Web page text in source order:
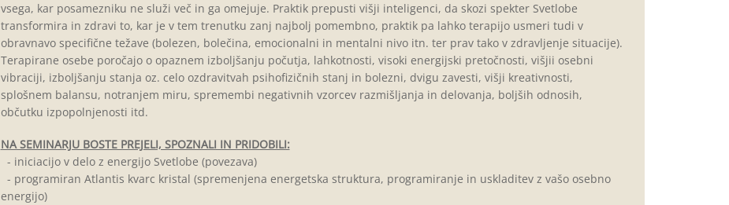
vsega, kar posamezniku ne služi več in ga omejuje. Praktik prepusti višji inteligenci, da skozi spekter Svetlobe
transformira in zdravi to, kar je v tem trenutku zanj najbolj pomembno, praktik pa lahko terapijo usmeri tudi v
obravnavo specifične težave (bolezen, bolečina, emocionalni in mentalni nivo itn. ter prav tako v zdravljenje situacije).
Terapirane osebe poročajo o opaznem izboljšanju počutja, lahkotnosti, visoki energijski pretočnosti, višjii osebni
vibraciji, izboljšanju stanja oz. celo ozdravitvah psihofizičnih stanj in bolezni, dvigu zavesti, višji kreativnosti,
splošnem balansu, notranjem miru, spremembi negativnih vzorcev razmišljanja in delovanja, boljših odnosih,
občutku izpopolnjenosti itd.
NA SEMINARJU BOSTE PREJELI, SPOZNALI IN PRIDOBILI:
- iniciacijo v delo z energijo Svetlobe (povezava)
- programiran Atlantis kvarc kristal (spremenjena energetska struktura, programiranje in uskladitev z vašo osebno
energijo)